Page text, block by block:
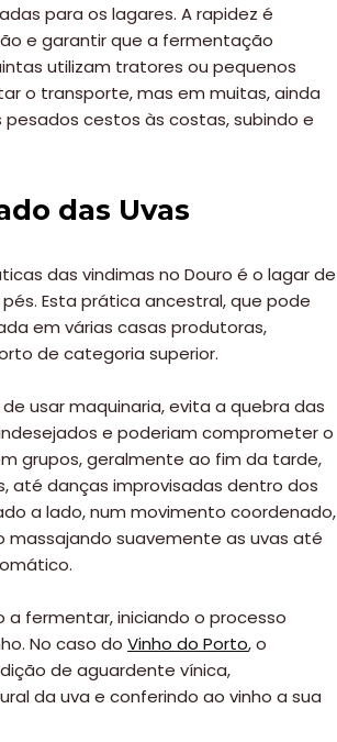
para os lagares. A rapidez é
e garantir que a fermentação
utilizam tratores ou pequenos
o transporte, mas em muitas, ainda
cestos às costas, subindo e
das Uvas
das vindimas no Douro é o lagar de
Esta prática ancestral, que pode
em várias casas produtoras,
de categoria superior.
usar maquinaria, evita a quebra das
e poderiam comprometer o
grupos, geralmente ao fim da tarde,
até danças improvisadas dentro dos
a lado, num movimento coordenado,
massajando suavemente as uvas até
fermentar, iniciando o processo
No caso doVinho do Porto, o
de aguardente vínica,
da uva e conferindo ao vinho a sua